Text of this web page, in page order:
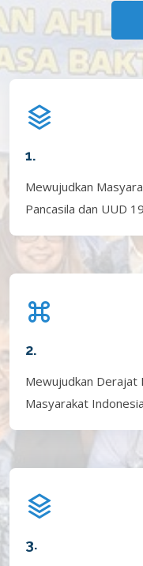
1.
Mewujudkan
Pancasila dan UUD
2.
Mewujudkan Derajat
Masyarakat Indonesia
3.